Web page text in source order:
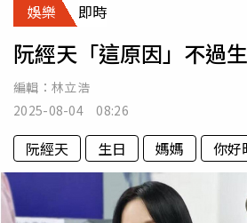
娛樂 即時
阮經天「這原因」不過
編輯： 林立浩
2025-08-04 08:26
阮經天 生日 媽媽 你好